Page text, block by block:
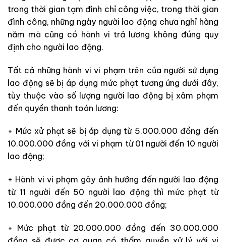
trong thời gian tạm đình chỉ công việc, trong thời gian
đình công, những ngày người lao động chưa nghỉ hàng
năm mà cũng có hành vi trả lương không đúng quy
định cho người lao động.
Tất cả những hành vi vi phạm trên của người sử dụng
lao động sẽ bị áp dụng mức phạt tương ứng dưới đây,
tùy thuộc vào số lượng người lao động bị xâm phạm
đến quyền thanh toán lương:
+ Mức xử phạt sẽ bị áp dụng từ 5.000.000 đồng đến
10.000.000 đồng với vi phạm từ 01 người đến 10 người
lao động;
+ Hành vi vi phạm gây ảnh hưởng đến người lao động
từ 11 người đến 50 người lao động thì mức phạt từ
10.000.000 đồng đến 20.000.000 đồng;
+ Mức phạt từ 20.000.000 đồng đến 30.000.000